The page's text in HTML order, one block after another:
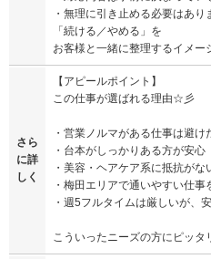
・無理に引き止める必要はあり
「続ける／やめる」を
お客様と一緒に整理するイメー
さら
に詳
しく
【アピールポイント】
この仕事が選ばれる理由☆彡
・営業ノルマがある仕事は避け
・台本がしっかりある方が安心
・美容・ヘアケア系に抵抗がな
・梅田エリアで通いやすい仕事
・週5フルタイムは厳しいが、
こういったニーズの方にピッタ